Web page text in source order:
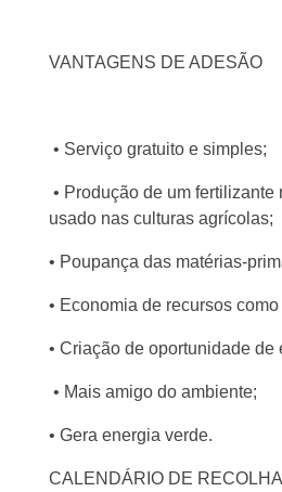
VANTAGENS DE ADESÃO
• Serviço gratuito e simples;
• Produção de um
usado nas culturas agrícolas;
• Poupança das matérias-
• Economia de recursos
• Criação de oportunidade de
• Mais amigo do ambiente;
• Gera energia verde.
CALENDÁRIO DE RECOLHA